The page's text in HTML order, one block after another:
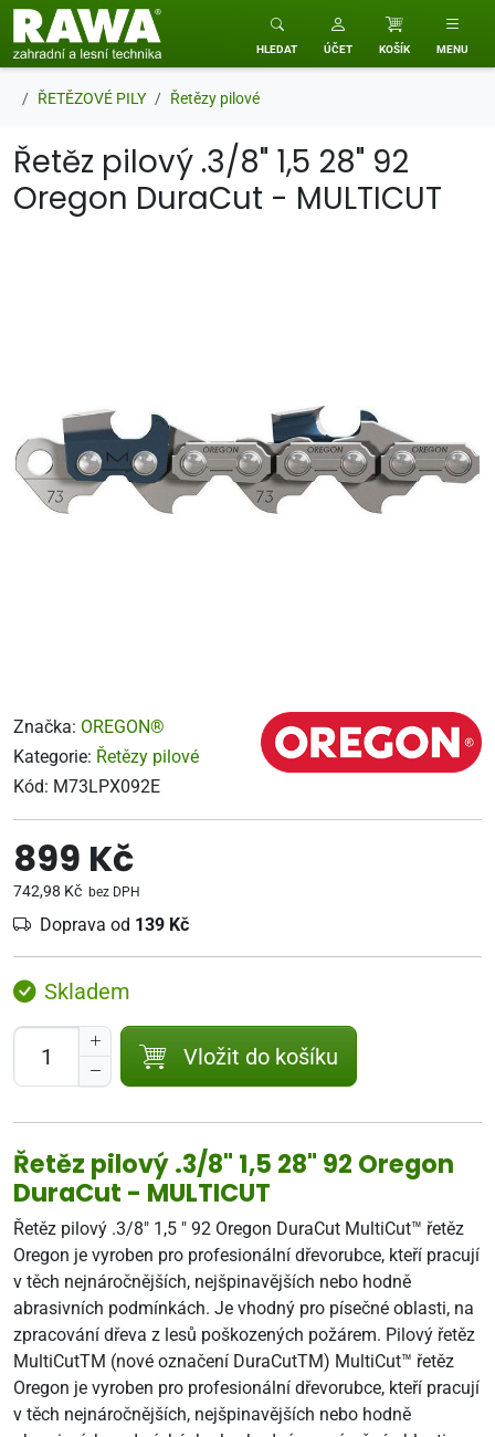
RAWA zahradní a lesní technika
HLEDAT ÚČET KOŠÍK MENU
ŘETĚZOVÉ PILY Řetězy pilové
Řetěz pilový .3/8" 1,5 28" 92
Oregon DuraCut - MULTICUT
Značka: OREGON®
Kategorie: Řetězy pilové
Kód: M73LPX092E
899 Kč
742,98 Kč bez DPH
Doprava od 139 Kč
Skladem
Vložit do košíku
Řetěz pilový .3/8" 1,5 28" 92 Oregon
DuraCut - MULTICUT
Řetěz pilový .3/8" 1,5 " 92 Oregon DuraCut MultiCut™ řetěz
Oregon je vyroben pro profesionální dřevorubce, kteří pracují
v těch nejnáročnějších, nejšpinavějších nebo hodně
abrasivních podmínkách. Je vhodný pro písečné oblasti, na
zpracování dřeva z lesů poškozených požárem. Pilový řetěz
MultiCutTM (nové označení DuraCutTM) MultiCut™ řetěz
Oregon je vyroben pro profesionální dřevorubce, kteří pracují
v těch nejnáročnějších, nejšpinavějších nebo hodně